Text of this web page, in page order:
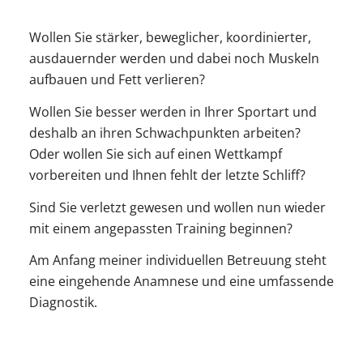
Wollen Sie stärker, beweglicher, koordinierter,
ausdauernder werden und dabei noch Muskeln
aufbauen und Fett verlieren?
Wollen Sie besser werden in Ihrer Sportart und
deshalb an ihren Schwachpunkten arbeiten?
Oder wollen Sie sich auf einen Wettkampf
vorbereiten und Ihnen fehlt der letzte Schliff?
Sind Sie verletzt gewesen und wollen nun wieder
mit einem angepassten Training beginnen?
Am Anfang meiner individuellen Betreuung steht
eine eingehende Anamnese und eine umfassende
Diagnostik.